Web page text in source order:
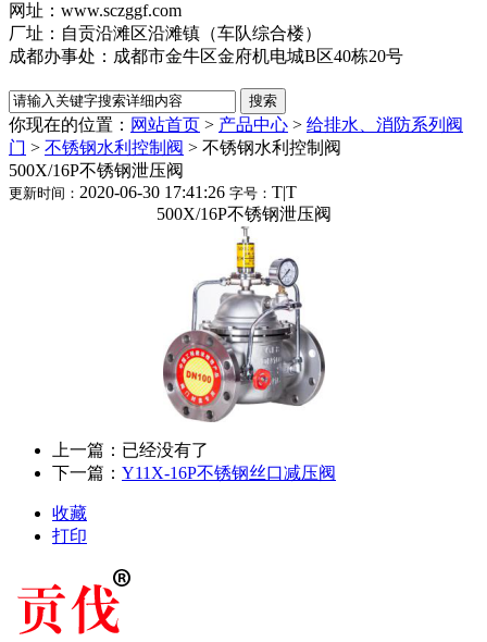
网址：www.sczggf.com
厂址：自贡沿滩区沿滩镇（车队综合楼）
成都办事处：成都市金牛区金府机电城B区40栋20号
你现在的位置： 网站首页 > 产品中心 > 给排水、消防系列阀
门 > 不锈钢水利控制阀 > 不锈钢水利控制阀
500X/16P不锈钢泄压阀
更新时间： 2020-06-30 17:41:26 字号： T|T
500X/16P不锈钢泄压阀
上一篇：已经没有了
下一篇： Y11X-16P不锈钢丝口减压阀
收藏
打印